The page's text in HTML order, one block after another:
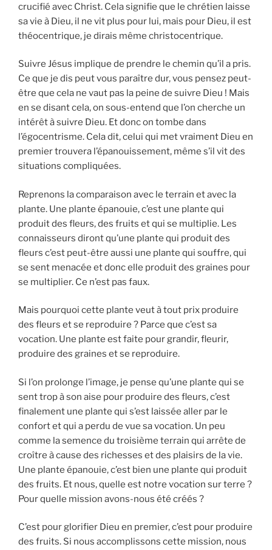
crucifié avec Christ. Cela signifie que le chrétien laisse
sa vie à Dieu, il ne vit plus pour lui, mais pour Dieu, il est
théocentrique, je dirais même christocentrique.
Suivre Jésus implique de prendre le chemin qu’il a pris.
Ce que je dis peut vous paraître dur, vous pensez peut-
être que cela ne vaut pas la peine de suivre Dieu ! Mais
en se disant cela, on sous-entend que l’on cherche un
intérêt à suivre Dieu. Et donc on tombe dans
l’égocentrisme. Cela dit, celui qui met vraiment Dieu en
premier trouvera l’épanouissement, même s’il vit des
situations compliquées.
Reprenons la comparaison avec le terrain et avec la
plante. Une plante épanouie, c’est une plante qui
produit des fleurs, des fruits et qui se multiplie. Les
connaisseurs diront qu’une plante qui produit des
fleurs c’est peut-être aussi une plante qui souffre, qui
se sent menacée et donc elle produit des graines pour
se multiplier. Ce n’est pas faux.
Mais pourquoi cette plante veut à tout prix produire
des fleurs et se reproduire ? Parce que c’est sa
vocation. Une plante est faite pour grandir, fleurir,
produire des graines et se reproduire.
Si l’on prolonge l’image, je pense qu’une plante qui se
sent trop à son aise pour produire des fleurs, c’est
finalement une plante qui s’est laissée aller par le
confort et qui a perdu de vue sa vocation. Un peu
comme la semence du troisième terrain qui arrête de
croître à cause des richesses et des plaisirs de la vie.
Une plante épanouie, c’est bien une plante qui produit
des fruits. Et nous, quelle est notre vocation sur terre ?
Pour quelle mission avons-nous été créés ?
C’est pour glorifier Dieu en premier, c’est pour produire
des fruits. Si nous accomplissons cette mission, nous